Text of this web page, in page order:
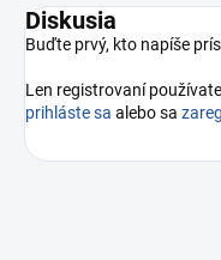
Diskusia
Buďte prvý, kto napíše
Len registrovaní
prihláste sa alebo sa